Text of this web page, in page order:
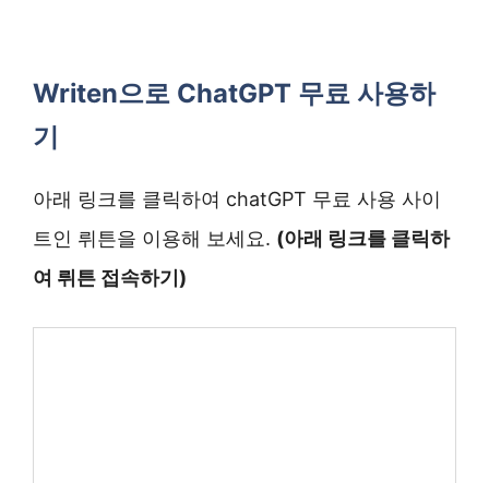
Writen으로 ChatGPT 무료 사용하
기
아래 링크를 클릭하여 chatGPT 무료 사용 사이
트인 뤼튼을 이용해 보세요. (아래 링크를 클릭하
여 뤼튼 접속하기)